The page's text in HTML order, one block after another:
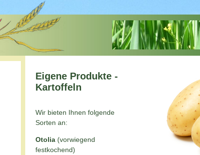
Eigene Produkte -
Kartoffeln
Wir bieten Ihnen folgende
Sorten an:
Otolia (vorwiegend
festkochend)